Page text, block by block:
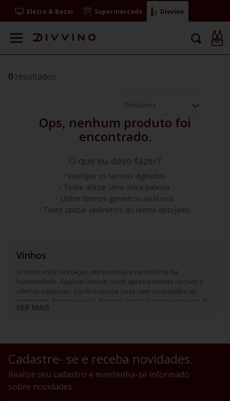
Eletro & Bazar Supermercado Divvino
0
Relevância
O que eu devo fazer?
Verifique os termos digitados.
Tente utilizar uma única palavra.
Utilize termos genéricos na busca.
Tente utilizar sinônimos do termo desejado.
Vinhos
O vinho está nas taças, em poemas e na história da
humanidade. Aqui na Divvino, você aprecia muitas opções e
ofertas especiais. Confira nossa carta com variedades de
vinho tinto, branco e rosé. Explore, ainda, sabores incríveis de
espumantes e frisantes.
VER MAIS
Cadastre- se e receba novidades.
Realize seu cadastro e mantenha-se informado
sobre novidades